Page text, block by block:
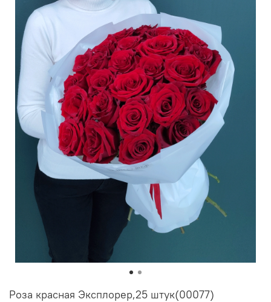
Роза красная Эксплорер,25 штук(00077)